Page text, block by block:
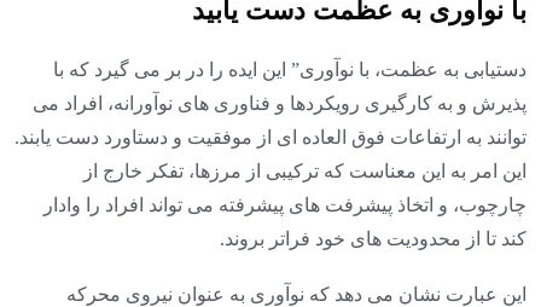
با نوآوری به عظمت دست یابید
دستیابی به عظمت، با نوآوری” این ایده را در بر می گیرد که با
پذیرش و به کارگیری رویکردها و فناوری های نوآورانه، افراد می
توانند به ارتفاعات فوق العاده ای از موفقیت و دستاورد دست یابند.
این امر به این معناست که ترکیبی از مرزها، تفکر خارج از
چارچوب، و اتخاذ پیشرفت های پیشرفته می تواند افراد را وادار
کند تا از محدودیت های خود فراتر بروند.
این عبارت نشان می دهد که نوآوری به عنوان نیروی محرکه